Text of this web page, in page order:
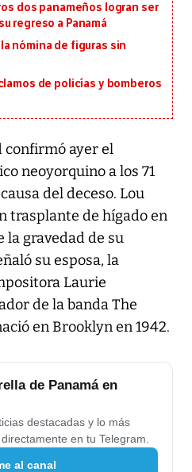
dos panameños logran ser
regreso a Panamá
nómina de figuras sin
de policías y bomberos
confirmó ayer el
neoyorquino a los 71
del deceso. Lou
trasplante de hígado en
la gravedad de su
su esposa, la
Laurie
de la banda The
en Brooklyn en 1942.
de Panamá en
destacadas y lo más
en tu Telegram.
al canal